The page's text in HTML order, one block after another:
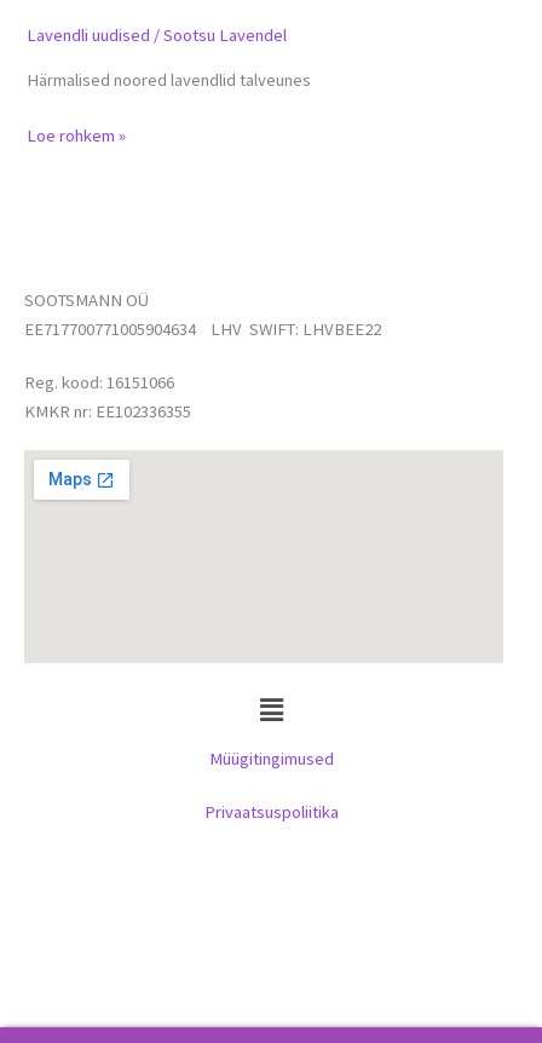
Lavendli uudised /Sootsu Lavendel
Härmalised noored lavendlid talveunes
lavendliaastat!
Loe rohkem »
SOOTSMANN OÜ
EE717700771005904634 LHV SWIFT: LHVBEE22
Reg. kood: 16151066
KMKR nr: EE102336355
Menu
Müügitingimused
Privaatsuspoliitika